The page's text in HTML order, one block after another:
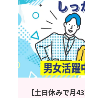
【土日休みで月